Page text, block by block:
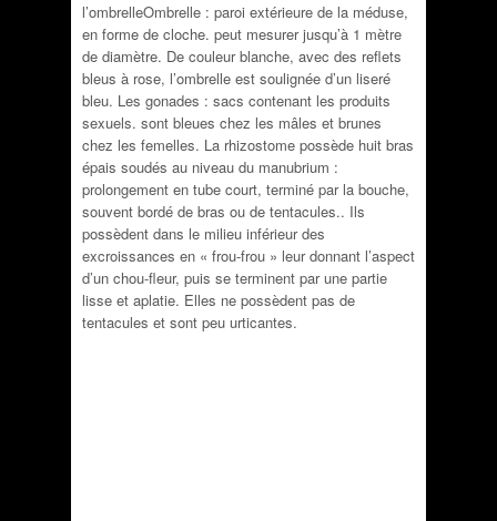
l’ombrelleOmbrelle : paroi extérieure de la méduse,
en forme de cloche. peut mesurer jusqu’à 1 mètre
de diamètre. De couleur blanche, avec des reflets
bleus à rose, l’ombrelle est soulignée d’un liseré
bleu. Les gonades : sacs contenant les produits
sexuels. sont bleues chez les mâles et brunes
chez les femelles. La rhizostome possède huit bras
épais soudés au niveau du manubrium :
prolongement en tube court, terminé par la bouche,
souvent bordé de bras ou de tentacules.. Ils
possèdent dans le milieu inférieur des
excroissances en « frou-frou » leur donnant l’aspect
d’un chou-fleur, puis se terminent par une partie
lisse et aplatie. Elles ne possèdent pas de
tentacules et sont peu urticantes.